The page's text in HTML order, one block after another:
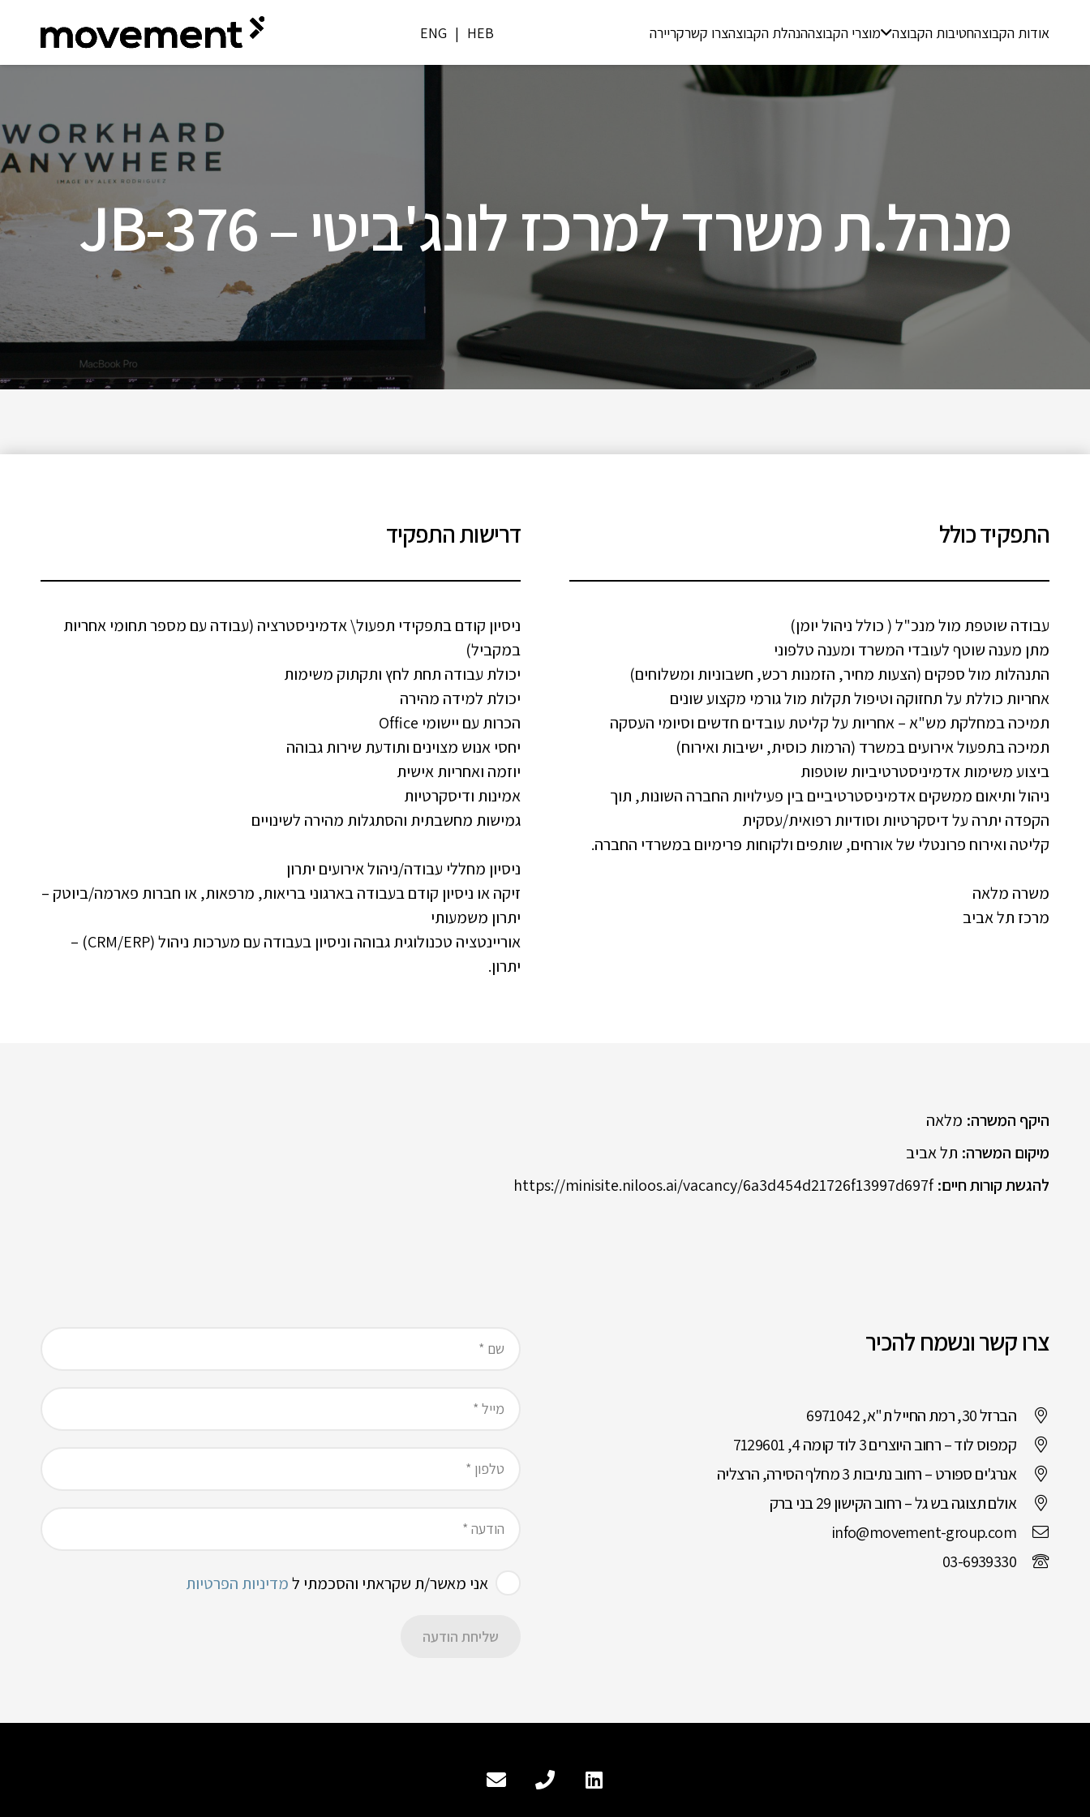
אודות הקבוצהחטיבות הקבוצה מוצרי הקבוצההנהלת הקבוצהצרו קשרקריירה HEB
|
ENG
מנהל.ת משרד למרכז לונג'ביטי – JB-376
התפקיד כולל
עבודה שוטפת מול מנכ"ל ( כולל ניהול יומן)
מתן מענה שוטף לעובדי המשרד ומענה טלפוני
התנהלות מול ספקים (הצעות מחיר, הזמנות רכש, חשבוניות ומשלוחים)
אחריות כוללת על תחזוקה וטיפול תקלות מול גורמי מקצוע שונים
תמיכה במחלקת מש"א – אחריות על קליטת עובדים חדשים וסיומי העסקה
תמיכה בתפעול אירועים במשרד (הרמות כוסית, ישיבות ואירוח)
ביצוע משימות אדמיניסטרטיביות שוטפות
ניהול ותיאום ממשקים אדמיניסטרטיביים בין פעילויות החברה השונות, תוך
הקפדה יתרה על דיסקרטיות וסודיות רפואית/עסקית
קליטה ואירוח פרונטלי של אורחים, שותפים ולקוחות פרימיום במשרדי החברה.
משרה מלאה
מרכז תל אביב
דרישות התפקיד
ניסיון קודם בתפקידי תפעול\ אדמיניסטרציה (עבודה עם מספר תחומי אחריות
במקביל)
יכולת עבודה תחת לחץ ותקתוק משימות
יכולת למידה מהירה
הכרות עם יישומי Office
יחסי אנוש מצוינים ותודעת שירות גבוהה
יוזמה ואחריות אישית
אמינות ודיסקרטיות
גמישות מחשבתית והסתגלות מהירה לשינויים
ניסיון מחללי עבודה/ניהול אירועים יתרון
זיקה או ניסיון קודם בעבודה בארגוני בריאות, מרפאות, או חברות פארמה/ביוטק –
יתרון משמעותי
אוריינטציה טכנולוגית גבוהה וניסיון בעבודה עם מערכות ניהול (CRM/ERP) –
יתרון.
היקף המשרה: מלאה
מיקום המשרה: תל אביב
להגשת קורות חיים: https://minisite.niloos.ai/vacancy/6a3d454d21726f13997d697f
צרו קשר ונשמח להכיר
הברזל 30, רמת החייל ת"א, 6971042
קמפוס לוד – רחוב היוצרים 3 לוד קומה 4, 7129601
אנרג'ים ספורט – רחוב נתיבות 3 מחלף הסירה, הרצליה
אולם תצוגה בש גל – רחוב הקישון 29 בני ברק
info@movement-group.com
03-6939330
אני מאשר/ת שקראתי והסכמתי למדיניות הפרטיות
שליחת הודעה